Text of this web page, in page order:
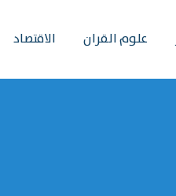
علوم القران الاقتصاد